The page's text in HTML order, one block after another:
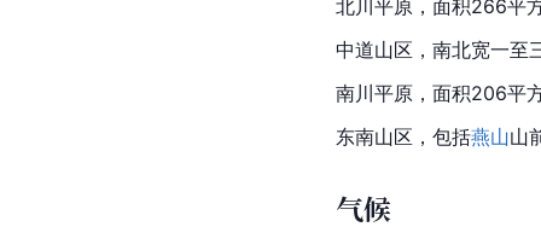
北川平原，面积266平
中道山区，南北宽一至
南川平原，面积206平
东南山区，包括燕山山
气候